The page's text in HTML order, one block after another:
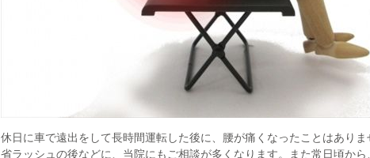
休日に車で遠出をして長時間運転した後に、腰が痛くなったことはあり
省ラッシュの後などに、当院にもご相談が多くなります。また常日頃か